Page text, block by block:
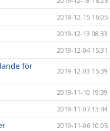
2019-12-15 16:05
2019-12-13 08:33
2019-12-04 15:31
för
2019-12-03 15:39
2019-11-10 19:39
2019-11-07 13:44
2019-11-06 10:05